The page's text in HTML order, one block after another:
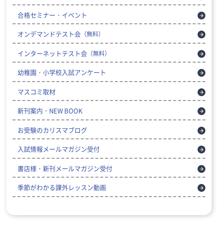
合格セミナー・イベント
オンデマンドテスト会 （無料）
インターネットテスト会 （無料）
幼稚園・小学校入試アンケート
マスコミ取材
新刊案内・NEW BOOK
お受験のカリスマブログ
入試情報メールマガジン受付
書店様・新刊メールマガジン受付
季節がわかる課外レッスン動画